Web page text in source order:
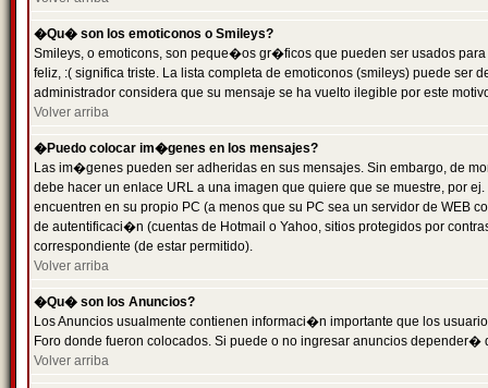
�Qu� son los emoticonos o Smileys?
Smileys, o emoticons, son peque�os gr�ficos que pueden ser usados
feliz, :( significa triste. La lista completa de emoticonos (smileys) puede
administrador considera que su mensaje se ha vuelto ilegible por este
Volver arriba
�Puedo colocar im�genes en los mensajes?
Las im�genes pueden ser adheridas en sus mensajes. Sin embargo, de
debe hacer un enlace URL a una imagen que quiere que se muestre, por
encuentren en su propio PC (a menos que su PC sea un servidor de
de autentificaci�n (cuentas de Hotmail o Yahoo, sitios protegidos por
correspondiente (de estar permitido).
Volver arriba
�Qu� son los Anuncios?
Los Anuncios usualmente contienen informaci�n importante que los
Foro donde fueron colocados. Si puede o no ingresar anuncios
Volver arriba